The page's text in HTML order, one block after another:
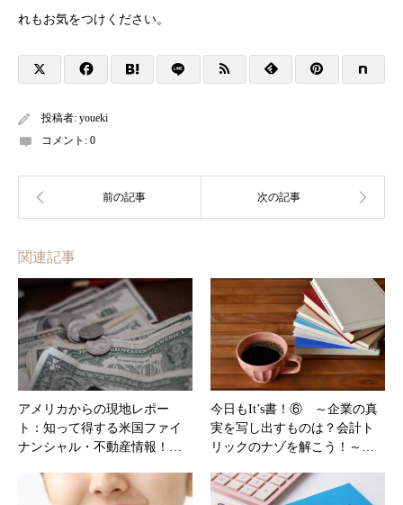
れもお気をつけください。
投稿者: youeki
コメント: 0
関連記事
アメリカからの現地レポー
ト：知って得する米国ファイ
ナンシャル・不動産情報！…
今日もIt’s書！⑥ ～企業の真
実を写し出すものは？会計ト
リックのナゾを解こう！～…